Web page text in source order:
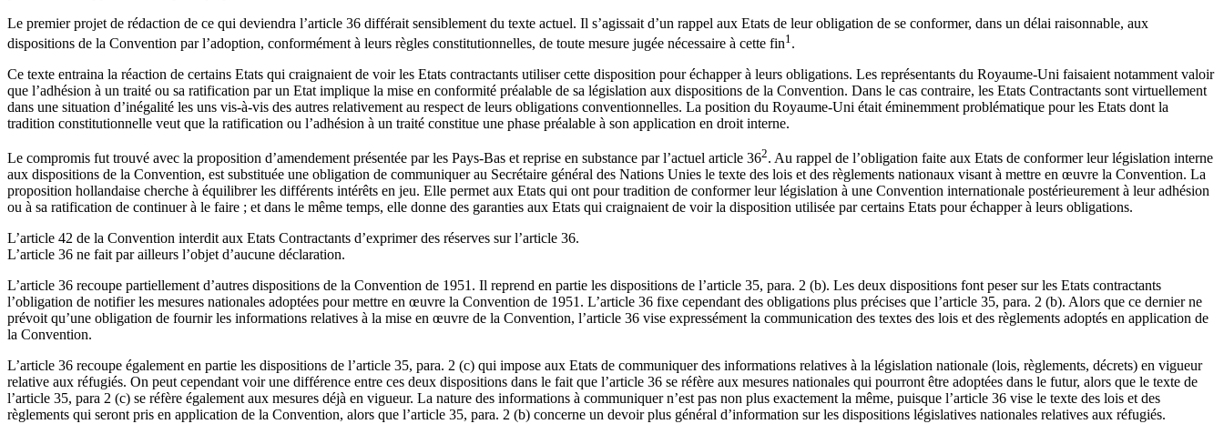
Le premier projet de rédaction de ce qui deviendra l’article 36 différait sensiblement du texte actuel. Il s’agissait d’un rappel aux Etats de leur obligation de se conformer, dans un délai raisonnable, aux
dispositions de la Convention par l’adoption, conformément à leurs règles constitutionnelles, de toute mesure jugée nécessaire à cette fin1 .
Ce texte entraina la réaction de certains Etats qui craignaient de voir les Etats contractants utiliser cette disposition pour échapper à leurs obligations. Les représentants du Royaume-Uni faisaient notamment valoir
que l’adhésion à un traité ou sa ratification par un Etat implique la mise en conformité préalable de sa législation aux dispositions de la Convention. Dans le cas contraire, les Etats Contractants sont virtuellement
dans une situation d’inégalité les uns vis-à-vis des autres relativement au respect de leurs obligations conventionnelles. La position du Royaume-Uni était éminemment problématique pour les Etats dont la
tradition constitutionnelle veut que la ratification ou l’adhésion à un traité constitue une phase préalable à son application en droit interne.
Le compromis fut trouvé avec la proposition d’amendement présentée par les Pays-Bas et reprise en substance par l’actuel article 362. Au rappel de l’obligation faite aux Etats de conformer leur législation interne
aux dispositions de la Convention, est substituée une obligation de communiquer au Secrétaire général des Nations Unies le texte des lois et des règlements nationaux visant à mettre en œuvre la Convention. La
proposition hollandaise cherche à équilibrer les différents intérêts en jeu. Elle permet aux Etats qui ont pour tradition de conformer leur législation à une Convention internationale postérieurement à leur adhésion
ou à sa ratification de continuer à le faire ; et dans le même temps, elle donne des garanties aux Etats qui craignaient de voir la disposition utilisée par certains Etats pour échapper à leurs obligations.
L’article 42 de la Convention interdit aux Etats Contractants d’exprimer des réserves sur l’article 36.
L’article 36 ne fait par ailleurs l’objet d’aucune déclaration.
L’article 36 recoupe partiellement d’autres dispositions de la Convention de 1951. Il reprend en partie les dispositions de l’article 35, para. 2 (b). Les deux dispositions font peser sur les Etats contractants
l’obligation de notifier les mesures nationales adoptées pour mettre en œuvre la Convention de 1951. L’article 36 fixe cependant des obligations plus précises que l’article 35, para. 2 (b). Alors que ce dernier ne
prévoit qu’une obligation de fournir les informations relatives à la mise en œuvre de la Convention, l’article 36 vise expressément la communication des textes des lois et des règlements adoptés en application de
la Convention.
L’article 36 recoupe également en partie les dispositions de l’article 35, para. 2 (c) qui impose aux Etats de communiquer des informations relatives à la législation nationale (lois, règlements, décrets) en vigueur
relative aux réfugiés. On peut cependant voir une différence entre ces deux dispositions dans le fait que l’article 36 se réfère aux mesures nationales qui pourront être adoptées dans le futur, alors que le texte de
l’article 35, para 2 (c) se réfère également aux mesures déjà en vigueur. La nature des informations à communiquer n’est pas non plus exactement la même, puisque l’article 36 vise le texte des lois et des
règlements qui seront pris en application de la Convention, alors que l’article 35, para. 2 (b) concerne un devoir plus général d’information sur les dispositions législatives nationales relatives aux réfugiés.